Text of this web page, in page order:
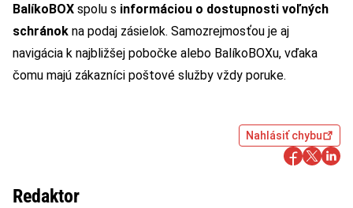
BalíkoBOX spolu s informáciou o dostupnosti voľných
schránok na podaj zásielok. Samozrejmosťou je aj
navigácia k najbližšej pobočke alebo BalíkoBOXu, vďaka
čomu majú zákazníci poštové služby vždy poruke.
Nahlásiť chybu
Redaktor